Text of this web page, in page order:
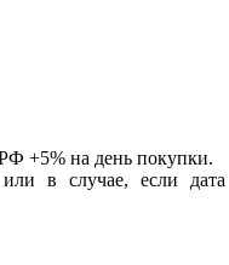
+5% на день покупки.
в случае, если